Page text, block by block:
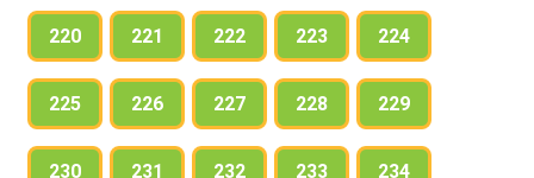
220 221 222 223 224
225 226 227 228 229
230 231 232 233 234